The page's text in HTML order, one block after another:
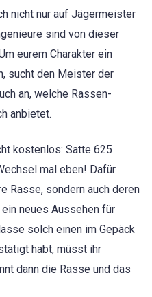
nicht nur auf Jägermeister
sind von dieser
eurem Charakter ein
sucht den Meister der
an, welche Rassen-
anbietet.
kostenlos: Satte 625
mal eben! Dafür
Rasse, sondern auch deren
neues Aussehen für
solch einen im Gepäck
habt, müsst ihr
dann die Rasse und das